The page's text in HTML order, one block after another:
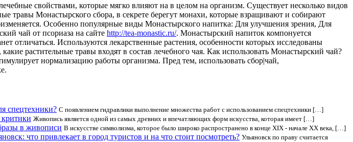
свойствами, которые мягко влияют на в целом на организм. Существует несколько видов
травы Монастырского сбора, в секрете берегут монахи, которые взращивают и собирают
Особенно популярные виды Монастырского напитка: Для улучшения зрения, Для
чай от псориаза на сайте http://tea-monastic.ru/. Монастырский напиток компонуется
отличаться. Используются лекарственные растения, особенности которых исследованы
растительные травы входят в состав лечебного чая. Как использовать Монастырский чай?
нормализацию работы организма. Пред тем, использовать сбор|чай,
спецтехники? С появлением гидравлики выполнение множества работ с использованием спецтехники […]
Живопись является одной из самых древних и впечатляющих форм искусства, которая имеет […]
в живописи В искусстве символизма, которое было широко распространено в конце XIX - начале XX века, […]
что привлекает в город туристов и на что стоит посмотреть? Ульяновск по праву считается